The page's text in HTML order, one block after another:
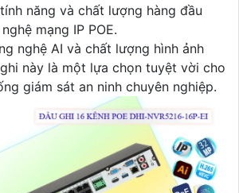
năng và chất lượng hàng đầu
mạng IP POE.
nghệ AI và chất lượng hình ảnh
này là một lựa chọn tuyệt vời cho
giám sát an ninh chuyên nghiệp.